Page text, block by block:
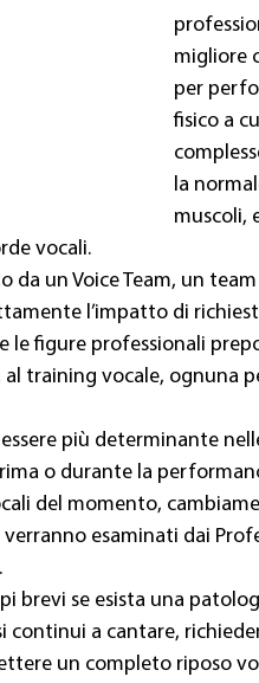
migliore
per
fisico a
la
muscoli,
vocali.
da un Voice Team, un
l’impatto di
figure professionali
training vocale, ognuna
più determinante
o durante la
del momento,
esaminati dai
brevi se esista una
continui a cantare,
un completo riposo